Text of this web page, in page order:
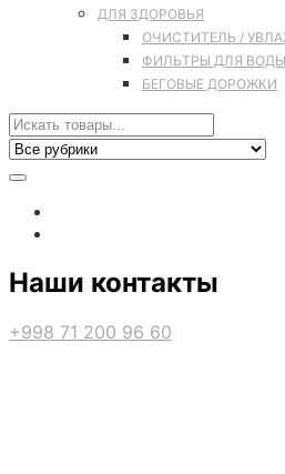
ДЛЯ ЗДОРОВЬЯ
ОЧИСТИТЕЛЬ /
ФИЛЬТРЫ ДЛЯ ВОДЫ
БЕГОВЫЕ ДОРОЖКИ
Наши контакты
+998 71 200 96 60